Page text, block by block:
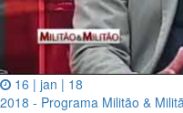
16 | jan | 18
2018 - Programa Militão &